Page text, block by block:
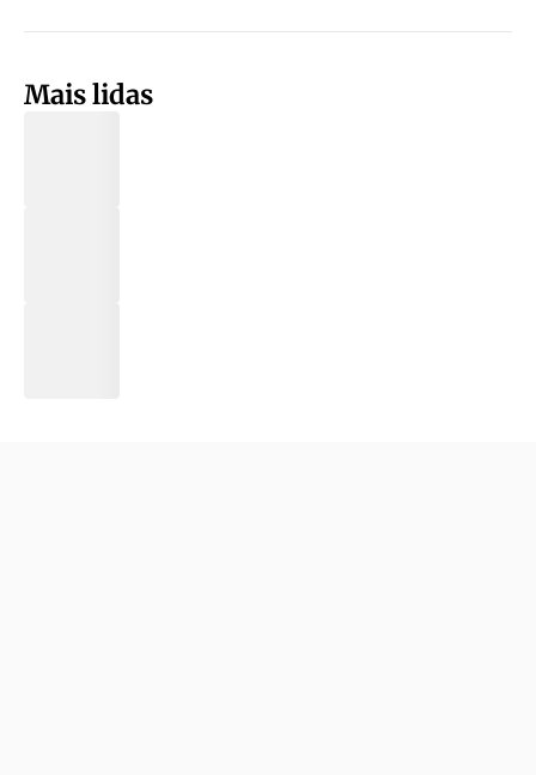
Mais lidas